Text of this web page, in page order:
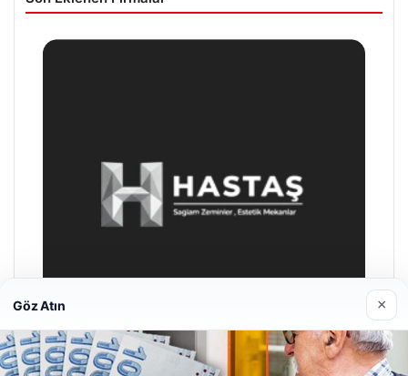
Göz Atın ×